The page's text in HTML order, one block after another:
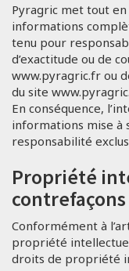
Pyragric met tout
informations
tenu pour
d’exactitude ou de
www.pyragric.fr ou
du site
En conséquence,
informations mise à
responsabilité
Propriété
contrefaçons
Conformément à
propriété
droits de propriété